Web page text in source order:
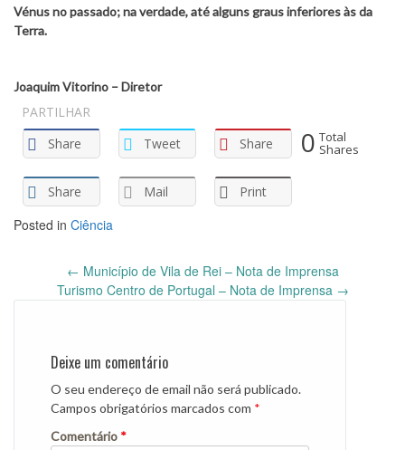
Vénus no passado; na verdade, até alguns graus inferiores às da
Terra.
Joaquim Vitorino – Diretor
PARTILHAR
Share
Tweet Share
Share Mail Print
0 Total
Shares
Posted in Ciência
navigation
← Município de Vila de Rei – Nota de Imprensa
Turismo Centro de Portugal – Nota de Imprensa →
Deixe um comentário
O seu endereço de email não será publicado.
Campos obrigatórios marcados com *
Comentário *